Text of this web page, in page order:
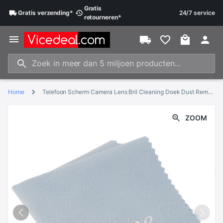
Gratisverzending*
Gratis
retourneren*
24/7 service
Home Telefoon Scherm Camera Lens Bril Cleaning Doek Dust Remover Doek Mode Gereedschap Accessoires Lichtblauw
ZOOM